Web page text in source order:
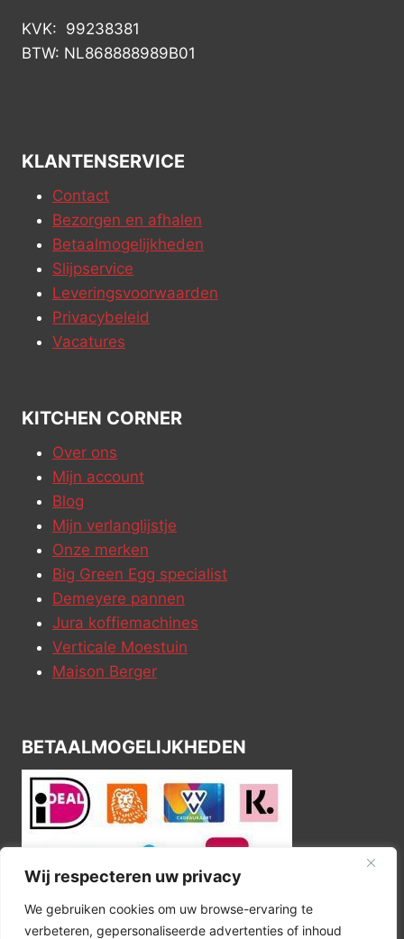
Wij respecteren uw privacy
We gebruiken cookies om uw browse-ervaring te
verbeteren, gepersonaliseerde advertenties of inhoud
KVK: 99238381
BTW: NL868888989B01
KLANTENSERVICE
Contact
Bezorgen en afhalen
Betaalmogelijkheden
Slijpservice
Leveringsvoorwaarden
Privacybeleid
Vacatures
KITCHEN CORNER
Over ons
Mijn account
Blog
Mijn verlanglijstje
Onze merken
Big Green Egg specialist
Demeyere pannen
Jura koffiemachines
Verticale Moestuin
Maison Berger
BETAALMOGELIJKHEDEN